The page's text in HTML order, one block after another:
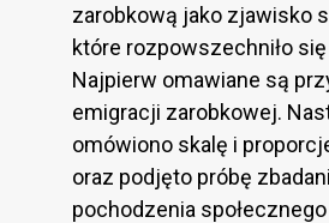
zarobkową jako zjawisko
które rozpowszechniło
Najpierw omawiane są
emigracji zarobkowej.
omówiono skalę i
oraz podjęto próbę
pochodzenia